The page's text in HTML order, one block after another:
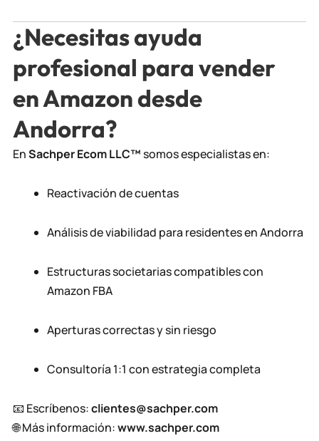
¿Necesitas ayuda
profesional para vender
en Amazon desde
Andorra?
EnSachper Ecom LLC™️somos especialistas en:
Reactivación de cuentas
Análisis de viabilidad para residentes en Andorra
Estructuras societarias compatibles con
Amazon FBA
Aperturas correctas y sin riesgo
Consultoría 1:1 con estrategia completa
📧 Escríbenos:clientes@sachper.com
🌐 Más información:www.sachper.com